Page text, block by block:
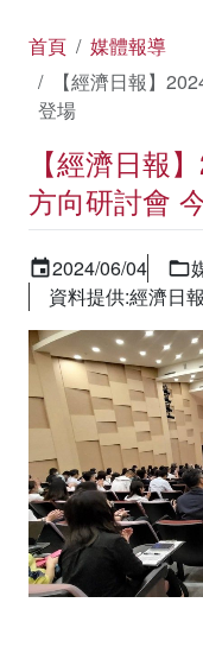
首頁
媒體報導
【經濟日報】
登場
【經濟日報
方向研討會
2024/06/04
資料提供:經濟日報